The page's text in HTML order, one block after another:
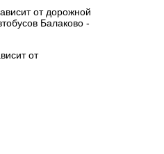
от дорожной
Балаково -
от